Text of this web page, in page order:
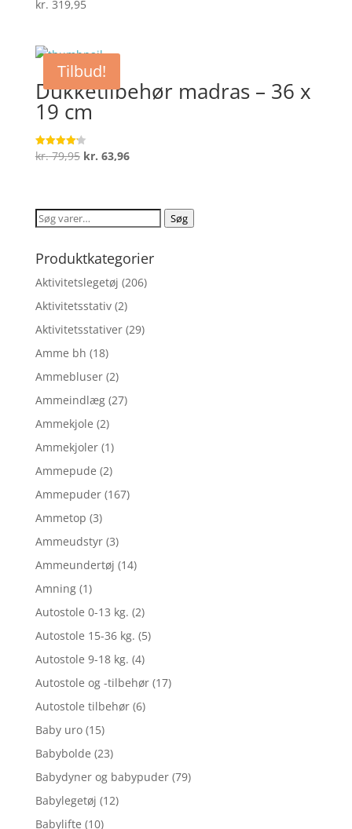
3.9
kr. 319,95
Tilbud!
Dukketilbehør madras – 36 x
19 cm
Vurderet
4.2
kr.79,95 Den
var:
kr. 79,95.
kr. 63,96Den
er:
kr. 63,96.
Søg
Søg
Produktkategorier
Aktivitetslegetøj (206)
Aktivitetsstativ (2)
Aktivitetsstativer (29)
Amme bh (18)
Ammebluser (2)
Ammeindlæg (27)
Ammekjole (2)
Ammekjoler (1)
Ammepude (2)
Ammepuder (167)
Ammetop (3)
Ammeudstyr (3)
Ammeundertøj (14)
Amning (1)
Autostole 0-13 kg. (2)
Autostole 15-36 kg. (5)
Autostole 9-18 kg. (4)
Autostole og -tilbehør (17)
Autostole tilbehør (6)
Baby uro (15)
Babybolde (23)
Babydyner og babypuder (79)
Babylegetøj (12)
Babylifte (10)